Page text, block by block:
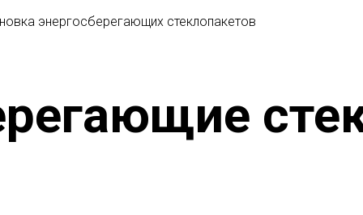
энергосберегающих стеклопакетов